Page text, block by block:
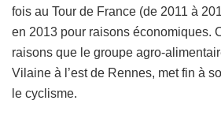
fois au Tour de France (de 2011 à
en 2013 pour raisons économiques.
raisons que le groupe agro-
Vilaine à l’est de Rennes, met fin à
le cyclisme.